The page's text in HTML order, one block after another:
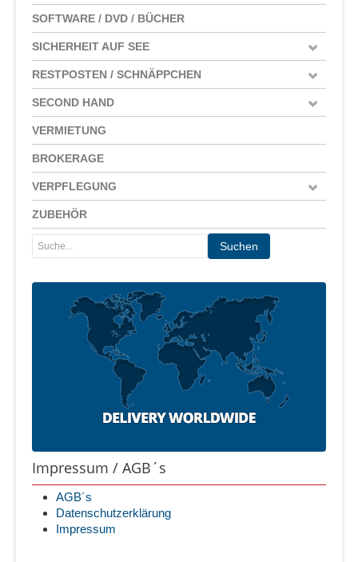
SOFTWARE / DVD / BÜCHER
SICHERHEIT AUF SEE
RESTPOSTEN / SCHNÄPPCHEN
SECOND HAND
VERMIETUNG
BROKERAGE
VERPFLEGUNG
ZUBEHÖR
Impressum / AGB´s
AGB´s
Datenschutzerklärung
Impressum